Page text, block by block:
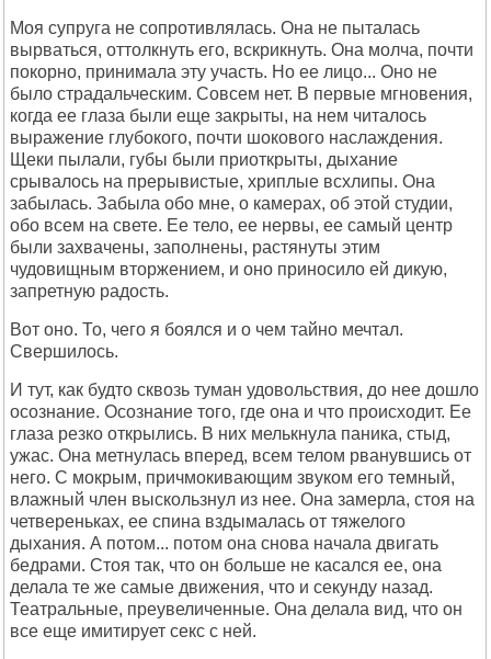
Моя супруга не сопротивлялась. Она не пыталась
вырваться, оттолкнуть его, вскрикнуть. Она молча, почти
покорно, принимала эту участь. Но ее лицо... Оно не
было страдальческим. Совсем нет. В первые мгновения,
когда ее глаза были еще закрыты, на нем читалось
выражение глубокого, почти шокового наслаждения.
Щеки пылали, губы были приоткрыты, дыхание
срывалось на прерывистые, хриплые всхлипы. Она
забылась. Забыла обо мне, о камерах, об этой студии,
обо всем на свете. Ее тело, ее нервы, ее самый центр
были захвачены, заполнены, растянуты этим
чудовищным вторжением, и оно приносило ей дикую,
запретную радость.
Вот оно. То, чего я боялся и о чем тайно мечтал.
Свершилось.
И тут, как будто сквозь туман удовольствия, до нее дошло
осознание. Осознание того, где она и что происходит. Ее
глаза резко открылись. В них мелькнула паника, стыд,
ужас. Она метнулась вперед, всем телом рванувшись от
него. С мокрым, причмокивающим звуком его темный,
влажный член выскользнул из нее. Она замерла, стоя на
четвереньках, ее спина вздымалась от тяжелого
дыхания. А потом... потом она снова начала двигать
бедрами. Стоя так, что он больше не касался ее, она
делала те же самые движения, что и секунду назад.
Театральные, преувеличенные. Она делала вид, что он
все еще имитирует секс с ней.